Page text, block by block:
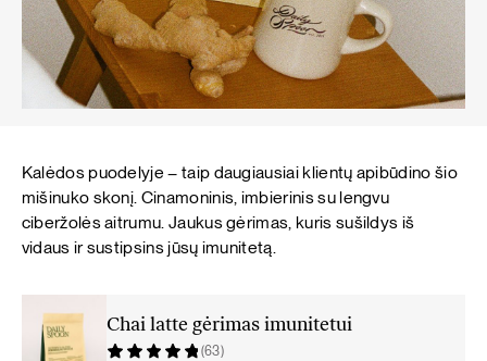
Kalėdos puodelyje – taip daugiausiai klientų apibūdino šio
mišinuko skonį. Cinamoninis, imbierinis su lengvu
ciberžolės aitrumu. Jaukus gėrimas, kuris sušildys iš
vidaus ir sustipsins jūsų imunitetą.
Chai latte gėrimas imunitetui
(63)